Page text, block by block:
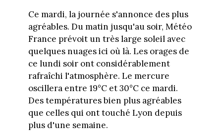
Ce mardi, la journée s'annonce des plus
agréables. Du matin jusqu'au soir, Météo
France prévoit un très large soleil avec
quelques nuages ici où là. Les orages de
ce lundi soir ont considérablement
rafraîchi l'atmosphère. Le mercure
oscillera entre 19°C et 30°C ce mardi.
Des températures bien plus agréables
que celles qui ont touché Lyon depuis
plus d'une semaine.